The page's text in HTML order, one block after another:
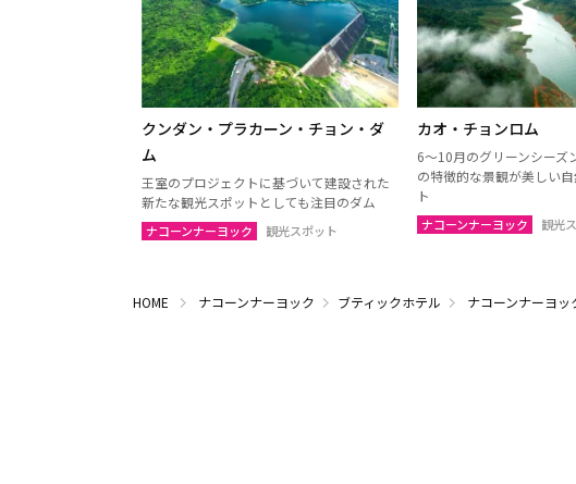
クンダン・プラカーン・チョン・ダ
ム
王室のプロジェクトに基づいて建設された
新たな観光スポットとしても注目のダム
ナコーンナーヨック 観光スポット
カオ・チョンロム
6～10月のグリーンシーズ
の特徴的な景観が美しい
ト
ナコーンナーヨック 観光
HOME ナコーンナーヨック ブティックホテル ナコーンナーヨ